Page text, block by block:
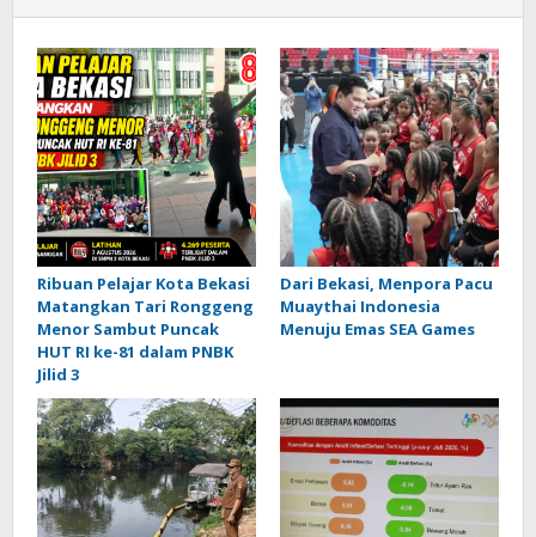
Ribuan Pelajar Kota Bekasi
Matangkan Tari Ronggeng
Menor Sambut Puncak
HUT RI ke-81 dalam PNBK
Jilid 3
Dari Bekasi, Menpora Pacu
Muaythai Indonesia
Menuju Emas SEA Games